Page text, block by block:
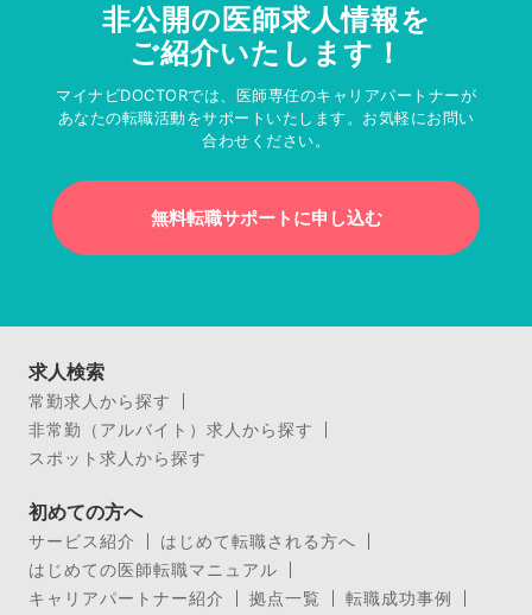
非公開の医師求人情報を
ご紹介いたします！
マイナビDOCTORでは、医師専任のキャリアパートナーが
あなたの転職活動をサポートいたします。お気軽にお問い
合わせください。
無料転職サポートに申し込む
求人検索
常勤求人から探す
非常勤（アルバイト）求人から探す
スポット求人から探す
初めての方へ
サービス紹介
はじめて転職される方へ
はじめての医師転職マニュアル
キャリアパートナー紹介
拠点一覧
転職成功事例